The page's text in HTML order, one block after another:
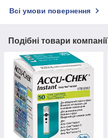
Всі умови повернення
Подібні товари компанії